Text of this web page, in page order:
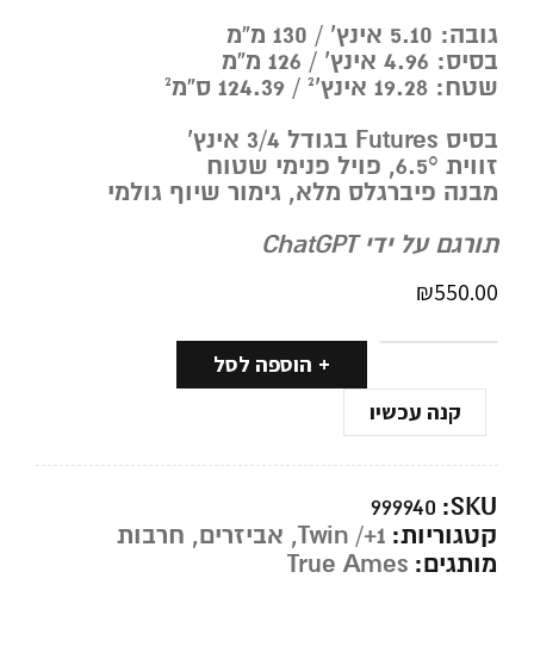
גובה: ‎5.10‎ אינץ’ / ‎130‎ מ”מ
בסיס: ‎4.96‎ אינץ’ / ‎126‎ מ”מ
שטח: ‎19.28‎ אינץ’² / ‎124.39‎ ס”מ²
בסיס Futures בגודל ‎3/4‎ אינץ’
זווית ‎6.5°‎, פויל פנימי שטוח
מבנה פיברגלס מלא, גימור שיוף גולמי
תורגם על ידי ChatGPT
₪550.00
הוספה לסל
קנה עכשיו
SKU:
999940
קטגוריות: Twin /+1
, אביזרים, חרבות
מותגים: True Ames